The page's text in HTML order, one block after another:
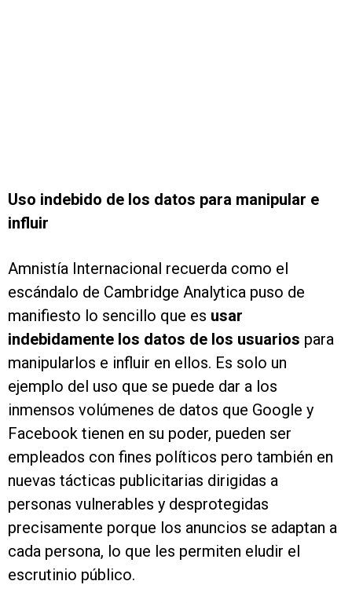
Uso indebido de los datos para manipular e
influir
Amnistía Internacional recuerda como el
escándalo de Cambridge Analytica puso de
manifiesto lo sencillo que es usar
indebidamente los datos de los usuarios para
manipularlos e influir en ellos. Es solo un
ejemplo del uso que se puede dar a los
inmensos volúmenes de datos que Google y
Facebook tienen en su poder, pueden ser
empleados con fines políticos pero también en
nuevas tácticas publicitarias dirigidas a
personas vulnerables y desprotegidas
precisamente porque los anuncios se adaptan a
cada persona, lo que les permiten eludir el
escrutinio público.